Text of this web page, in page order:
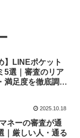
】LINEポケット
5選｜審査のリア
満足度を徹底調
2025.10.18
ネーの審査が通
｜厳しい人・通る